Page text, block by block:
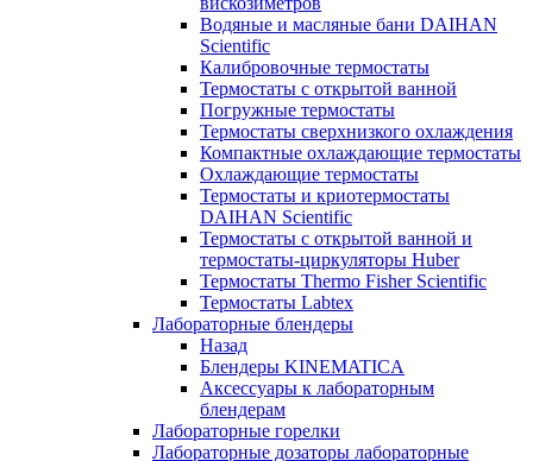
Водяные и масляные бани DAIHAN
Scientific
Калибровочные термостаты
Термостаты с открытой ванной
Погружные термостаты
Термостаты сверхнизкого охлаждения
Компактные охлаждающие термостаты
Охлаждающие термостаты
Термостаты и криотермостаты
DAIHAN Scientific
Термостаты с открытой ванной и
термостаты-циркуляторы Huber
Термостаты Thermo Fisher Scientific
Термостаты Labtex
Лабораторные блендеры
Назад
Блендеры KINEMATICA
Аксессуары к лабораторным
блендерам
Лабораторные горелки
Лабораторные дозаторы лабораторные